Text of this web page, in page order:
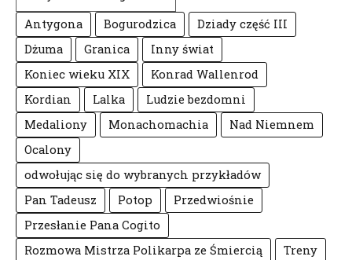
Antygona Bogurodzica
Dziady część III
Dżuma
Granica
Inny świat
Koniec wieku XIX
Konrad Wallenrod
Kordian
Lalka
Ludzie bezdomni
Medaliony
Monachomachia
Nad Niemnem
Ocalony
odwołując się do wybranych przykładów
Pan Tadeusz
Potop
Przedwiośnie
Przesłanie Pana Cogito
Rozmowa Mistrza Polikarpa ze Śmiercią
Treny